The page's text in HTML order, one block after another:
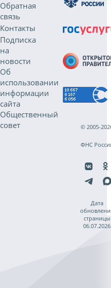
Обратная
связь
Контакты
Подписка
на
новости
Об
использовании
информации
сайта
Общественный
совет
© 2005-
ФНС
Дата
страницы
06.07.2026